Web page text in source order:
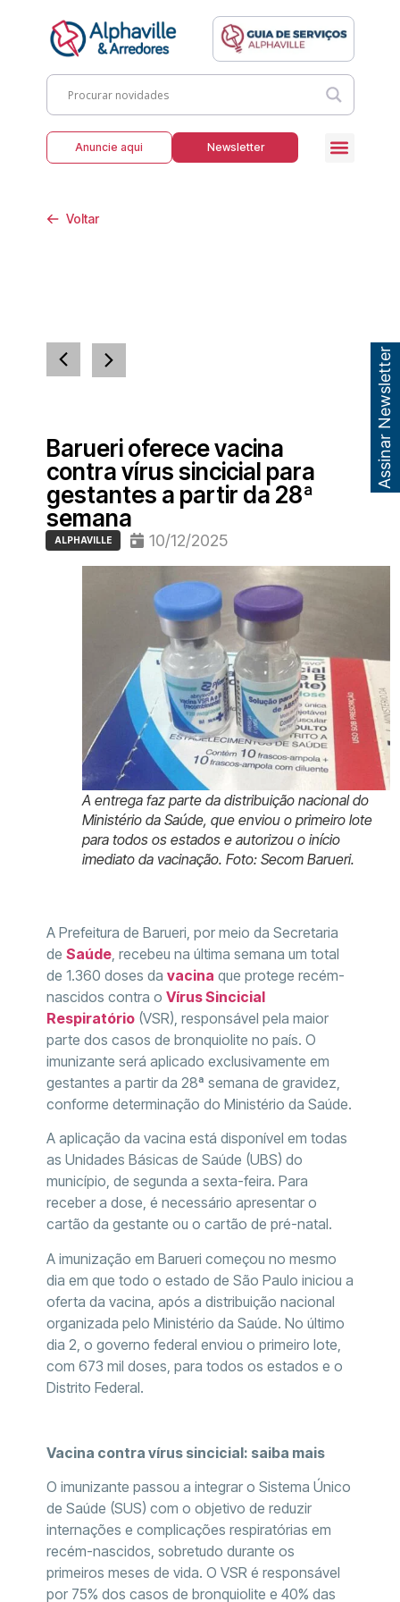
Anuncie aqui Newsletter
Voltar
Barueri oferece vacina
contra vírus sincicial para
gestantes a partir da 28ª
semana
ALPHAVILLE 10/12/2025
A entrega faz parte da distribuição nacional do
Ministério da Saúde, que enviou o primeiro lote
para todos os estados e autorizou o início
imediato da vacinação. Foto: Secom Barueri.
A Prefeitura de Barueri, por meio da Secretaria
de Saúde, recebeu na última semana um total
de 1.360 doses da vacina que protege recém-
nascidos contra o Vírus Sincicial
Respiratório(VSR), responsável pela maior
parte dos casos de bronquiolite no país. O
imunizante será aplicado exclusivamente em
gestantes a partir da 28ª semana de gravidez,
conforme determinação do Ministério da Saúde.
A aplicação da vacina está disponível em todas
as Unidades Básicas de Saúde (UBS) do
município, de segunda a sexta-feira. Para
receber a dose, é necessário apresentar o
cartão da gestante ou o cartão de pré-natal.
A imunização em Barueri começou no mesmo
dia em que todo o estado de São Paulo iniciou a
oferta da vacina, após a distribuição nacional
organizada pelo Ministério da Saúde. No último
dia 2, o governo federal enviou o primeiro lote,
com 673 mil doses, para todos os estados e o
Distrito Federal.
Vacina contra vírus sincicial: saiba mais
O imunizante passou a integrar o Sistema Único
de Saúde (SUS) com o objetivo de reduzir
internações e complicações respiratórias em
recém-nascidos, sobretudo durante os
primeiros meses de vida. O VSR é responsável
por 75% dos casos de bronquiolite e 40% das
Assinar Newsletter